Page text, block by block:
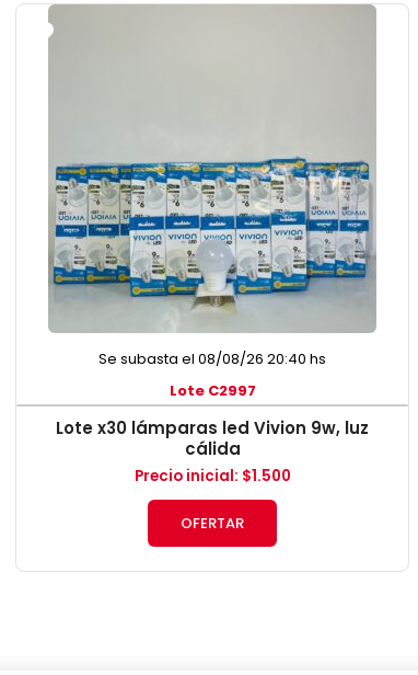
Se subasta el 08/08/26 20:40 hs
Lote C2997
Lote x30 lámparas led Vivion 9w, luz
cálida
Precio inicial: $1.500
OFERTAR